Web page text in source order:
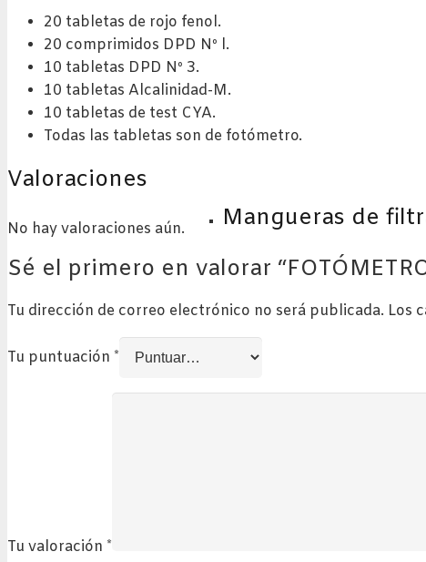
Mangueras de
20 tabletas de rojo fenol.
20 comprimidos DPD Nº l.
10 tabletas DPD Nº 3.
10 tabletas Alcalinidad-M.
10 tabletas de test CYA.
Todas las tabletas son de fotómetro.
Valoraciones
No hay valoraciones aún.
Sé el primero en valorar
Tu dirección de correo electrónico no será publicada. Los
Tu puntuación *
Tu valoración *